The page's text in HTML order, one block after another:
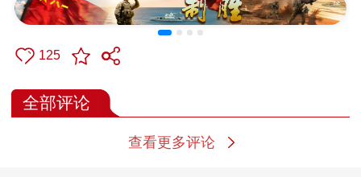
125
全部评论
查看更多评论